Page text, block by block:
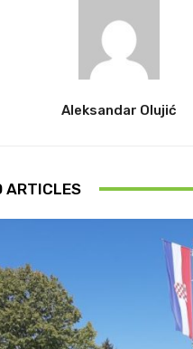
Aleksandar Olujić
ARTICLES